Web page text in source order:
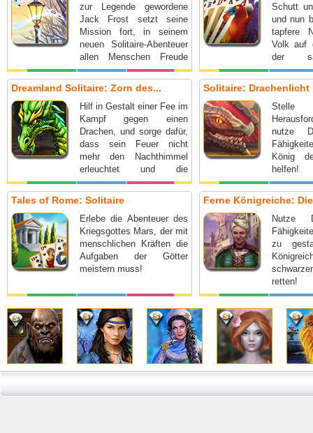
zur Legende gewordene
Jack Frost setzt seine
Mission fort, in seinem
neuen Solitaire-Abenteuer
allen Menschen Freude
und Glück zu bescheren!
Schutt
und nun
tapfere
Volk auf
der
Stadt der
ist
…
Dreamland Solitaire: Zorn des...
Hilf in Gestalt einer Fee im
Kampf gegen einen
Drachen, und sorge dafür,
dass sein Feuer nicht
mehr den Nachthimmel
erleuchtet und die
Einwohner eines kleinen
Dorfes wieder in Ruhe
schlafen können.
Solitaire: Drachenlicht
nutze
König
helfen!
Tales of Rome: Solitaire
Erlebe die Abenteuer des
Kriegsgottes Mars, der mit
menschlichen Kräften die
Aufgaben der Götter
meistern muss!
Ferne Königreiche:
Nutze
zu
retten!